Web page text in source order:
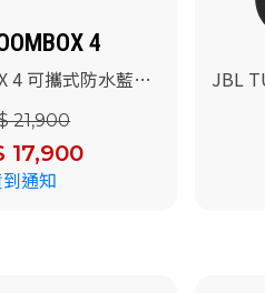
4
4 可攜式防水藍牙
21,900
17,900
通知
JBL